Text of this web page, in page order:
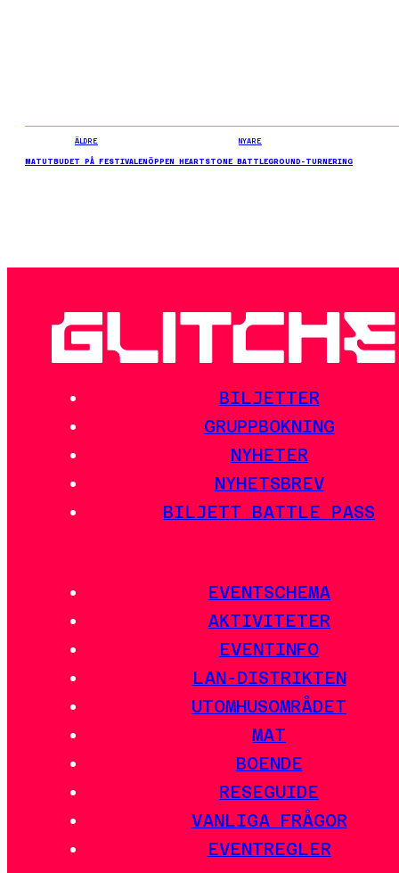
ÄLDRE
MATUTBUDET PÅ FESTIVALEN
NYARE
ÖPPEN HEARTSTONE BATTLEGROUND-TURNERING
BILJETTER
GRUPPBOKNING
NYHETER
NYHETSBREV
BILJETT BATTLE PASS
EVENTSCHEMA
AKTIVITETER
EVENTINFO
LAN-DISTRIKTEN
UTOMHUSOMRÅDET
MAT
BOENDE
RESEGUIDE
VANLIGA FRÅGOR
EVENTREGLER